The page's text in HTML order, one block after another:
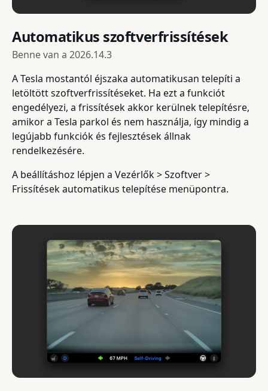
Automatikus szoftverfrissítések
Benne van a 2026.14.3
A Tesla mostantól éjszaka automatikusan telepíti a
letöltött szoftverfrissítéseket. Ha ezt a funkciót
engedélyezi, a frissítések akkor kerülnek telepítésre,
amikor a Tesla parkol és nem használja, így mindig a
legújabb funkciók és fejlesztések állnak
rendelkezésére.
A beállításhoz lépjen a Vezérlők > Szoftver >
Frissítések automatikus telepítése menüpontra.